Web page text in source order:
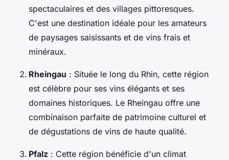
spectaculaires et des villages pittoresques.
C'est une destination idéale pour les amateurs
de paysages saisissants et de vins frais et
minéraux.
Rheingau : Située le long du Rhin, cette région
est célèbre pour ses vins élégants et ses
domaines historiques. Le Rheingau offre une
combinaison parfaite de patrimoine culturel et
de dégustations de vins de haute qualité.
Pfalz : Cette région bénéficie d'un climat